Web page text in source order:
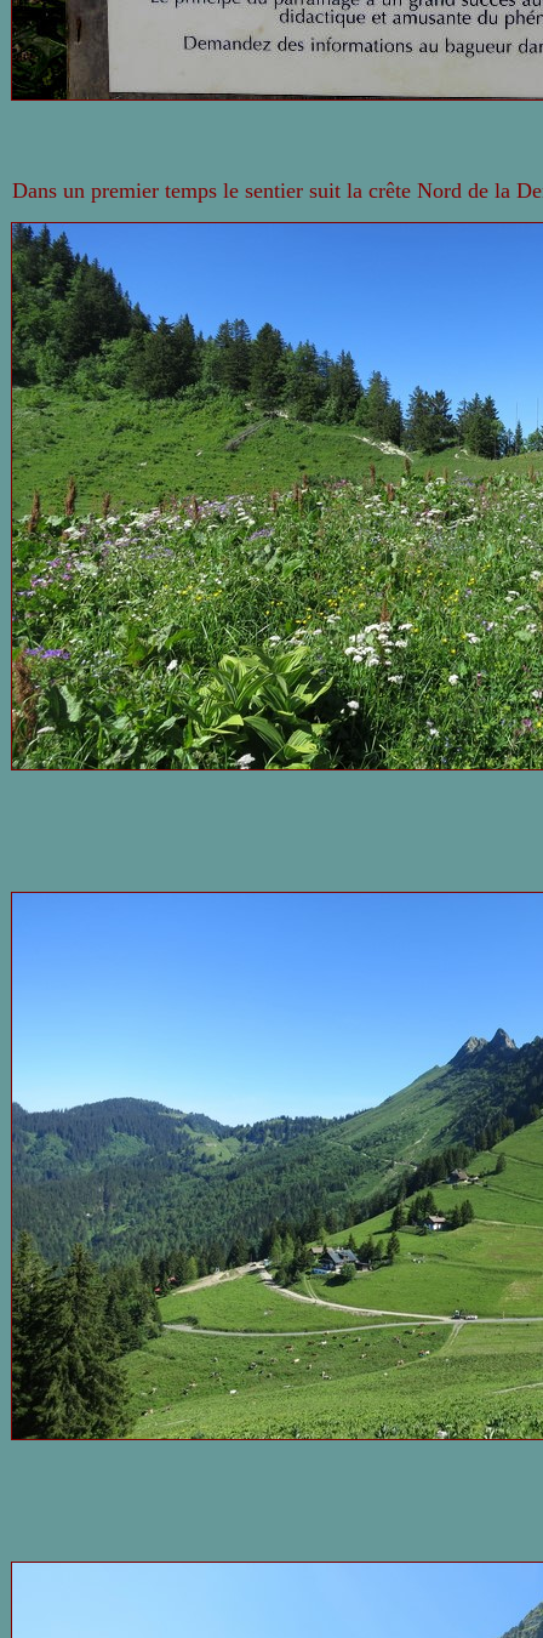
Dans un premier temps le sentier suit la crête Nord de la